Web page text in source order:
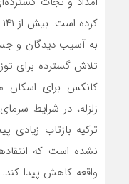
به آسیب دیدگان و
تلاش گسترده برای
کانکس برای اسکان
زلزله، در شرایط
ترکیه بازتاب زیادی
نشده است که
واقعه کاهش پیدا کند.